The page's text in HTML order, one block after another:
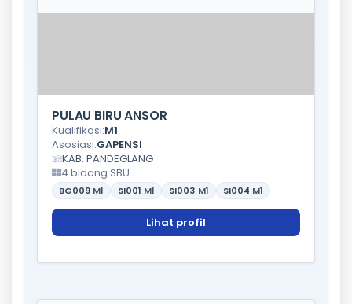
PULAU BIRU ANSOR
Kualifikasi:M1
Asosiasi:GAPENSI
KAB. PANDEGLANG
4 bidang SBU
BG009 M1 SI001 M1 SI003 M1 SI004 M1
Lihat profil